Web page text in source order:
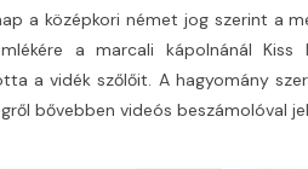
a középkori német jog szerint a
a marcali kápolnánál
a vidék szőlőit. A hagyomány
bővebben videós beszámolóval